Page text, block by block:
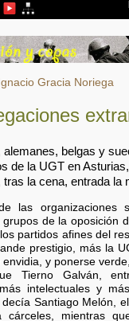
Ignacio Gracia Noriega
belgas y
de la UGT en
la cena, entrada la
las organizaciones
de la oposición
partidos afines del
prestigio, más la
y ponerse
Tierno Galván,
intelectuales y
Santiago Melón,
cárceles, mientras